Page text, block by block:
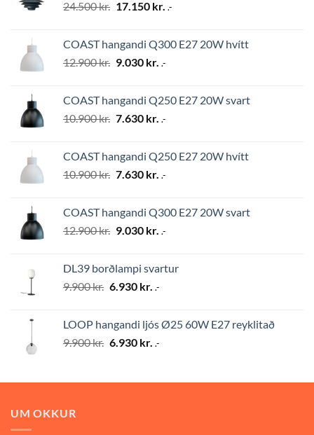
24.500kr. Original
24.500 kr..
17.150 kr. Current
17.150 kr..
.-
COAST hangandi Q300 E27 20W hvítt
12.900kr. Original
12.900 kr..
9.030 kr. Current
9.030 kr..
.-
COAST hangandi Q250 E27 20W svart
10.900kr. Original
10.900 kr..
7.630 kr. Current
7.630 kr..
.-
COAST hangandi Q250 E27 20W hvítt
10.900kr. Original
10.900 kr..
7.630 kr. Current
7.630 kr..
.-
COAST hangandi Q300 E27 20W svart
12.900kr. Original
12.900 kr..
9.030 kr. Current
9.030 kr..
.-
DL39 borðlampi svartur
9.900kr. Original
9.900 kr..
6.930 kr. Current
6.930 kr..
.-
LOOP hangandi ljós Ø25 60W E27 reyklitað
9.900kr. Original
9.900 kr..
6.930 kr. Current
6.930 kr..
.-
UM OKKUR